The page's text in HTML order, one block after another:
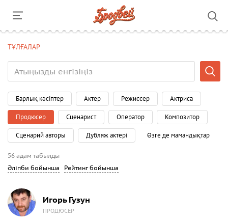
ТҰЛҒАЛАР
Барлық кәсіптер Актер Режиссер Актриса
Продюсер Сценарист Оператор Композитор
Сценарий авторы Дубляж актері Өзге де мамандықтар
56 адам табылды
Әліпби бойынша
Рейтинг бойынша
Игорь Гузун
ПРОДЮСЕР